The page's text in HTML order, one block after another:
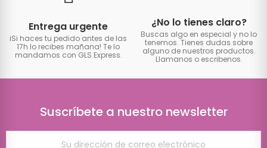
Entrega urgente
iSi haces tu pedido antes de las
17h lo recibes mañana! Te lo
mandamos con GLS Express.
¿No lo tienes claro?
Buscas algo en especial y no lo
tenemos. Tienes dudas sobre
alguno de nuestros productos.
Llamanos o escribenos.
Suscríbete a nuestro newsletter